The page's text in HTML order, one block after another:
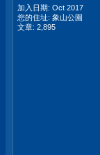
加入日期: Oct 2017
您的住址: 象山公園
文章: 2,895